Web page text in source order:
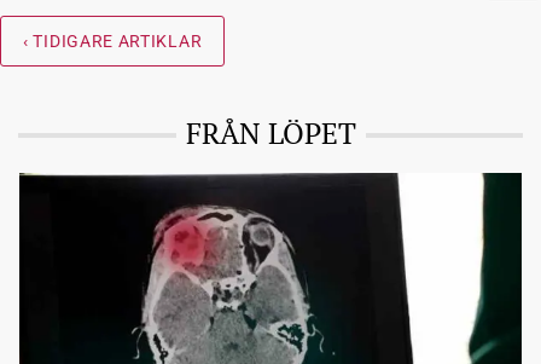
‹ TIDIGARE ARTIKLAR
FRÅN LÖPET